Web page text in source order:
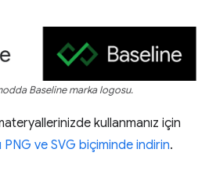
Baseline marka logosu.
kullanmanız için
PNG ve SVG biçiminde indirin.